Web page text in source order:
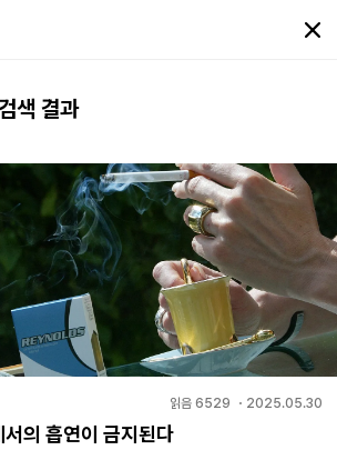
색 결과
읽음 6529 ・ 2025.05.30
의 흡연이 금지된다